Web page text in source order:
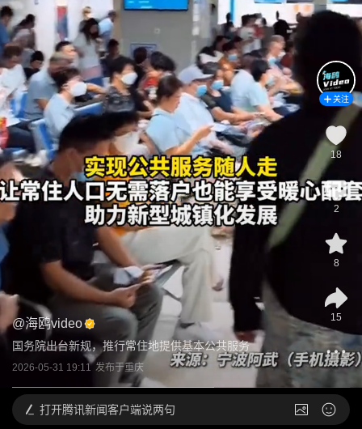
@海鸥video
国务院出台新规，推行常住地提供基本公共服务
2026-05-31 19:11 发布于重庆
关注
18
2
8
15
打开腾讯新闻客户端说两句